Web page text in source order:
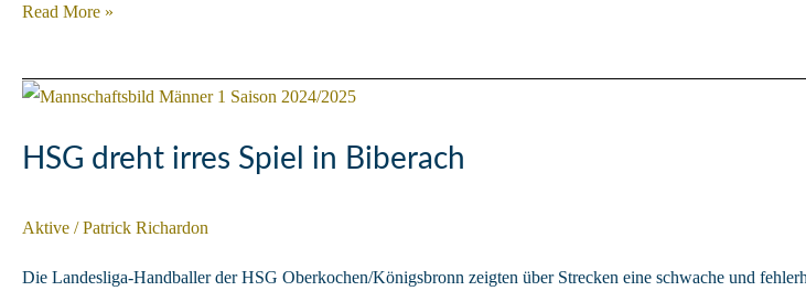
Deutlicher
im
Read More »
HSG dreht irres Spiel in Biberach
Aktive /Patrick Richardon
Die Landesliga-Handballer der HSG Oberkochen/Königsbronn zeigten über Strecken eine schwache und